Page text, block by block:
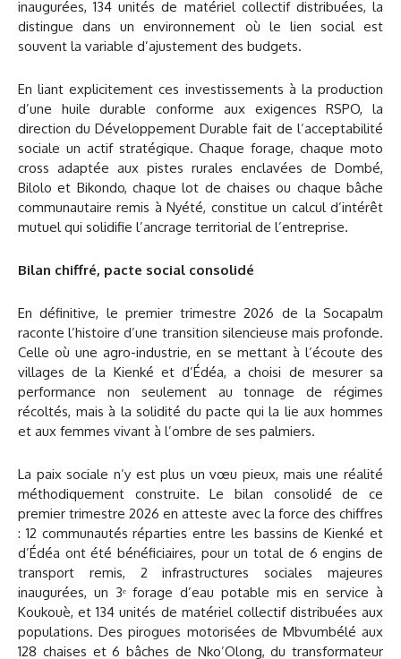
inaugurées, 134 unités de matériel collectif distribuées, la
distingue dans un environnement où le lien social est
souvent la variable d’ajustement des budgets.
En liant explicitement ces investissements à la production
d’une huile durable conforme aux exigences RSPO, la
direction du Développement Durable fait de l’acceptabilité
sociale un actif stratégique. Chaque forage, chaque moto
cross adaptée aux pistes rurales enclavées de Dombé,
Bilolo et Bikondo, chaque lot de chaises ou chaque bâche
communautaire remis à Nyété, constitue un calcul d’intérêt
mutuel qui solidifie l’ancrage territorial de l’entreprise.
Bilan chiffré, pacte social consolidé
En définitive, le premier trimestre 2026 de la Socapalm
raconte l’histoire d’une transition silencieuse mais profonde.
Celle où une agro-industrie, en se mettant à l’écoute des
villages de la Kienké et d’Édéa, a choisi de mesurer sa
performance non seulement au tonnage de régimes
récoltés, mais à la solidité du pacte qui la lie aux hommes
et aux femmes vivant à l’ombre de ses palmiers.
La paix sociale n’y est plus un vœu pieux, mais une réalité
méthodiquement construite. Le bilan consolidé de ce
premier trimestre 2026 en atteste avec la force des chiffres
: 12 communautés réparties entre les bassins de Kienké et
d’Édéa ont été bénéficiaires, pour un total de 6 engins de
transport remis, 2 infrastructures sociales majeures
inaugurées, un 3ᵉ forage d’eau potable mis en service à
Koukouè, et 134 unités de matériel collectif distribuées aux
populations. Des pirogues motorisées de Mbvumbélé aux
128 chaises et 6 bâches de Nko’Olong, du transformateur